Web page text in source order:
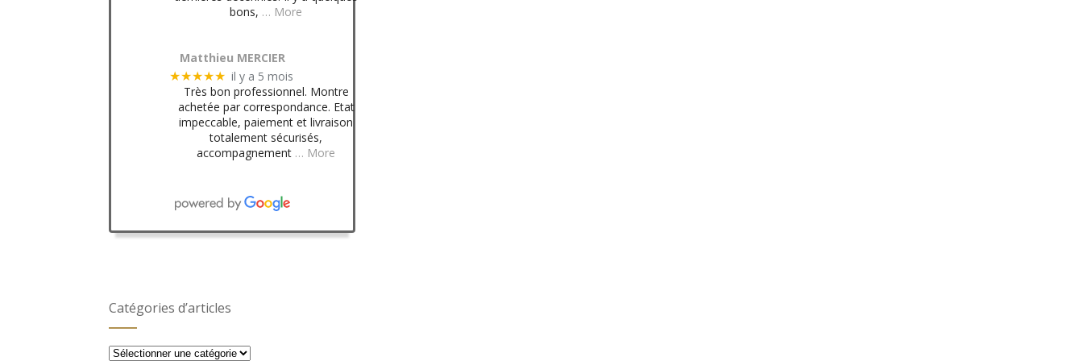
bons, … More
Matthieu MERCIER
★★★★★ il y a 5 mois
Très bon professionnel. Montre
achetée par correspondance. Etat
impeccable, paiement et livraison
totalement sécurisés,
accompagnement … More
Catégories d’articles
Catégories